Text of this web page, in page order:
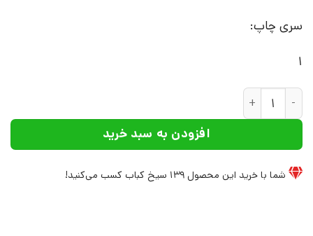
سری چاپ:
1
کتاب اقتصادسنجی سری ها زمانی با EVIEWS | انتشارات علم عدد
افزودن به سبد خرید
شما با خرید این محصول 139 سیخ کباب کسب می‌کنید!